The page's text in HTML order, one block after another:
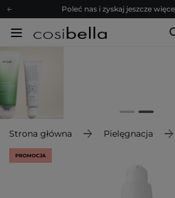
Poleć nas i zyskaj jeszcze
Zapisz się na newsletter
Poleć nas i zyskaj jeszcze
Strona główna Pielęgnacja
PROMOCJA